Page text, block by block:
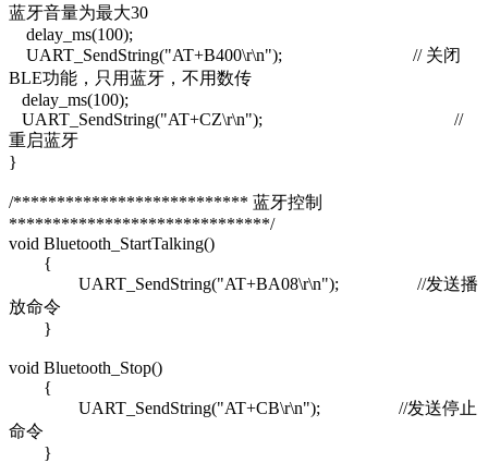
蓝牙音量为最大30
delay_ms(100);
UART_SendString("AT+B400\r\n"); // 关闭
BLE功能，只用蓝牙，不用数传
delay_ms(100);
UART_SendString("AT+CZ\r\n"); //
重启蓝牙
}
/*************************** 蓝牙控制
******************************/
void Bluetooth_StartTalking()
{
UART_SendString("AT+BA08\r\n"); //发送播
放命令
}
void Bluetooth_Stop()
{
UART_SendString("AT+CB\r\n"); //发送停止
命令
}